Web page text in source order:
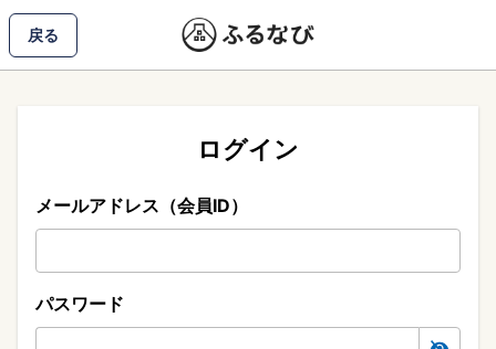
戻る
ログイン
メールアドレス（会員ID）
パスワード